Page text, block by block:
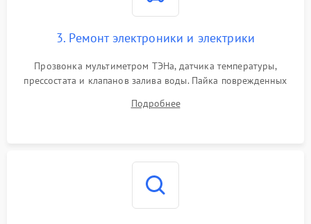
3. Ремонт электроники и электрики
Прозвонка мультиметром ТЭНа, датчика температуры,
прессостата и клапанов залива воды. Пайка поврежденных
Восстановление целостности проводки и контактов.
Подробнее